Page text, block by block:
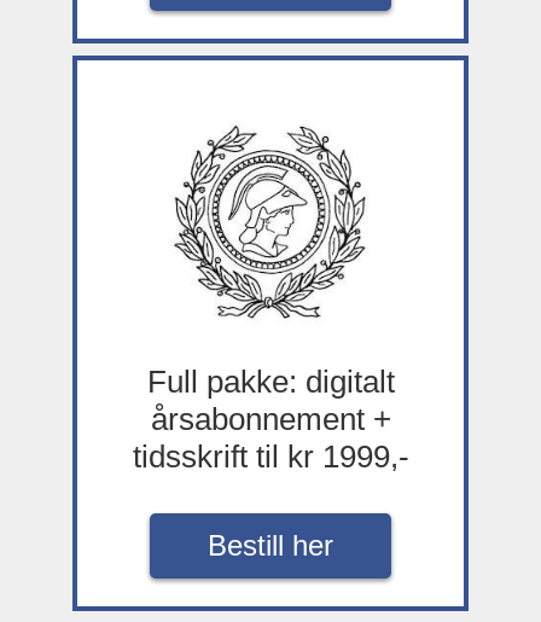
Full pakke: digitalt
årsabonnement +
tidsskrift til kr 1999,-
Bestill her